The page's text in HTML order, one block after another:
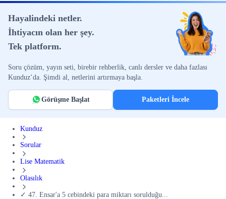
Hayalindeki netler.
İhtiyacın olan her şey.
Tek platform.
Soru çözüm, yayın seti, birebir rehberlik, canlı dersler ve daha fazlası
Kunduz’da. Şimdi al, netlerini artırmaya başla.
Görüşme Başlat Paketleri İncele
Kunduz
Sorular
Lise Matematik
Olasılık
✓ 47. Ensar'a 5 cebindeki para miktarı sorulduğu...